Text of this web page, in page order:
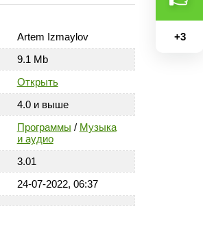
Artem Izmaylov
9.1 Mb
Открыть
4.0 и выше
Программы / Музыка
и аудио
3.01
24-07-2022, 06:37
+3